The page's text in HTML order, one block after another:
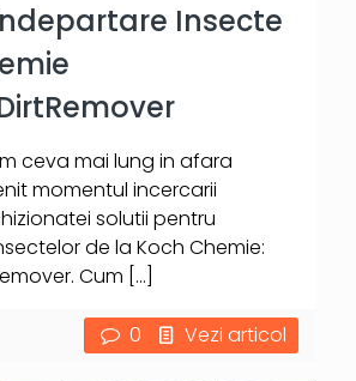
Insecte
ceva mai lung in afara
momentul incercarii
solutii pentru
de la Koch Chemie:
Cum […]
0 Vezi articol